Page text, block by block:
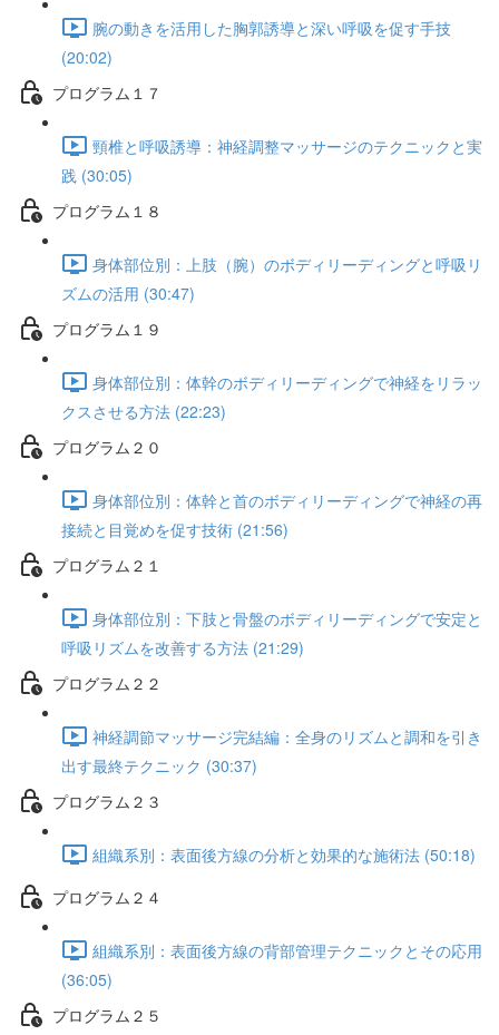
腕の動きを活用した胸郭誘導と深い呼吸を促す手技
(20:02)
プログラム１７
頸椎と呼吸誘導：神経調整マッサージのテクニックと実
践 (30:05)
プログラム１８
身体部位別：上肢（腕）のボディリーディングと呼吸リ
ズムの活用 (30:47)
プログラム１９
身体部位別：体幹のボディリーディングで神経をリラッ
クスさせる方法 (22:23)
プログラム２０
身体部位別：体幹と首のボディリーディングで神経の再
接続と目覚めを促す技術 (21:56)
プログラム２１
身体部位別：下肢と骨盤のボディリーディングで安定と
呼吸リズムを改善する方法 (21:29)
プログラム２２
神経調節マッサージ完結編：全身のリズムと調和を引き
出す最終テクニック (30:37)
プログラム２３
組織系別：表面後方線の分析と効果的な施術法 (50:18)
プログラム２４
組織系別：表面後方線の背部管理テクニックとその応用
(36:05)
プログラム２５